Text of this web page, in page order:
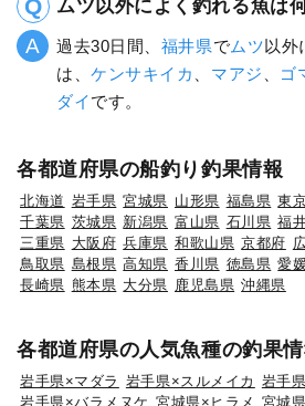
ムツ以外によく釣れる魚は
過去30日間、 福井県でムツ以外
は、ケンサキイカ マアジ ゴ
ダイです。
各都道府県の船釣り釣果情報
北海道 岩手県 宮城県 山形県 福島県 東
千葉県 茨城県 新潟県 富山県 石川県 福
三重県 大阪府 兵庫県 和歌山県 京都府
鳥取県 島根県 高知県 香川県 徳島県 愛
長崎県 熊本県 大分県 鹿児島県 沖縄県
各都道府県の人気魚種の釣果
岩手県×マダラ 岩手県×スルメイカ 岩手
岩手県×バラメヌケ 宮城県×ヒラメ 宮城